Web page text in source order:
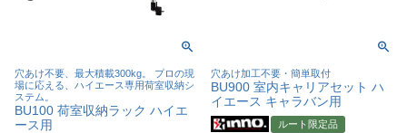
穴あけ不要、最大積載300kg。 プロの現
場に応える、ハイエース専用荷室収納シ
ステム。
BU100 荷室収納ラック ハイエ
ース用
穴あけ加工不要・簡単取付
BU900 室内キャリアセット ハ
イエース キャラバン用
ルート限定品